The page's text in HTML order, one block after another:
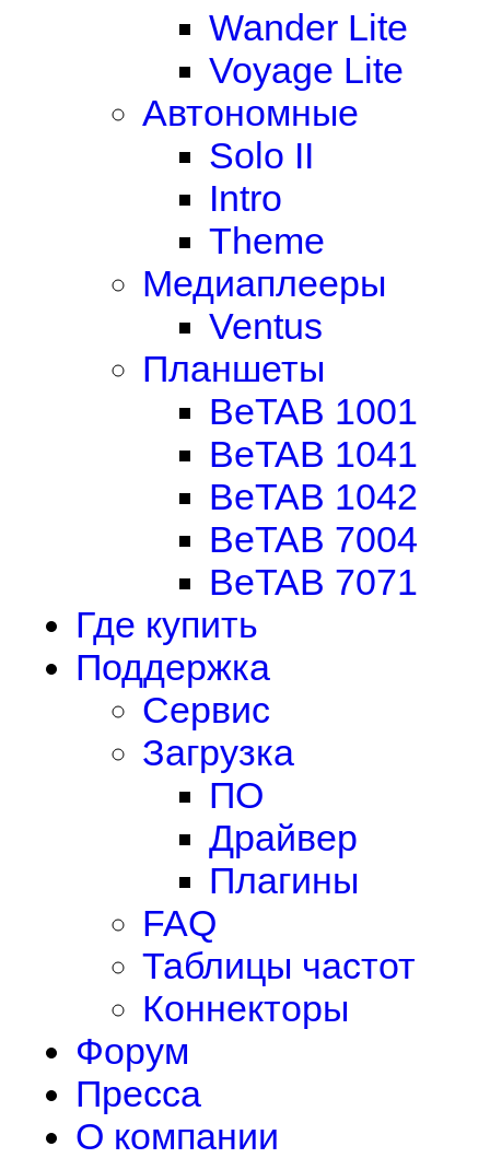
Wander Lite
Voyage Lite
Автономные
Solo II
Intro
Theme
Медиаплееры
Ventus
Планшеты
BeTAB 1001
BeTAB 1041
BeTAB 1042
BeTAB 7004
BeTAB 7071
Где купить
Поддержка
Сервис
Загрузка
ПО
Драйвер
Плагины
FAQ
Таблицы частот
Коннекторы
Форум
Пресса
О компании